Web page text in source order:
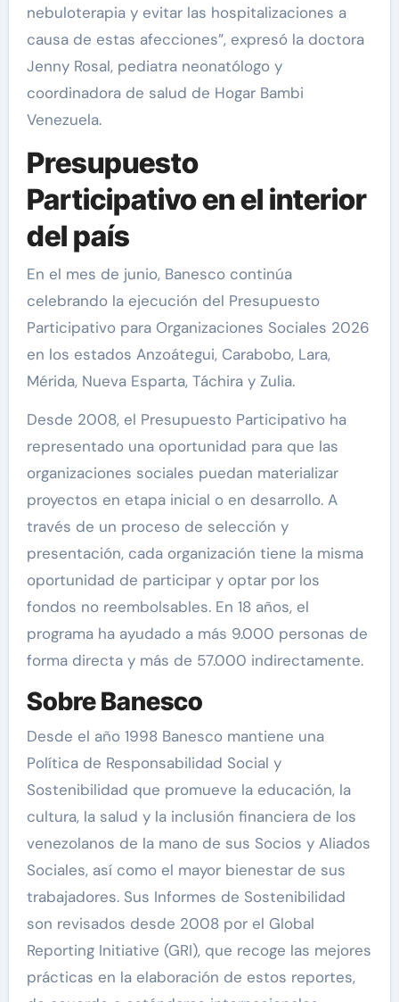
nebuloterapia y evitar las hospitalizaciones a
causa de estas afecciones”, expresó la doctora
Jenny Rosal, pediatra neonatólogo y
coordinadora de salud de Hogar Bambi
Venezuela.
Presupuesto
Participativo en el interior
del país
En el mes de junio, Banesco continúa
celebrando laejecución del Presupuesto
Participativo para Organizaciones Sociales 2026
en los estados Anzoátegui, Carabobo, Lara,
Mérida, Nueva Esparta, Táchira y Zulia.
Desde 2008, el Presupuesto Participativo ha
representado una oportunidad para que las
organizaciones sociales puedan materializar
proyectos en etapa inicial o en desarrollo. A
través de un proceso de selección y
presentación, cada organización tiene la misma
oportunidad de participar y optar por los
fondos no reembolsables. En 18 años, el
programa ha ayudado a más 9.000 personas de
forma directa y más de 57.000 indirectamente.
Sobre Banesco
Desde el año 1998 Banesco mantiene una
Política de Responsabilidad Social y
Sostenibilidad que promueve la educación, la
cultura, la salud y la inclusión financiera de los
venezolanos de la mano de sus Socios y Aliados
Sociales, así como el mayor bienestar de sus
trabajadores. Sus Informes de Sostenibilidad
son revisados desde 2008 por el Global
Reporting Initiative (GRI), que recoge las mejores
prácticas en la elaboración de estos reportes,